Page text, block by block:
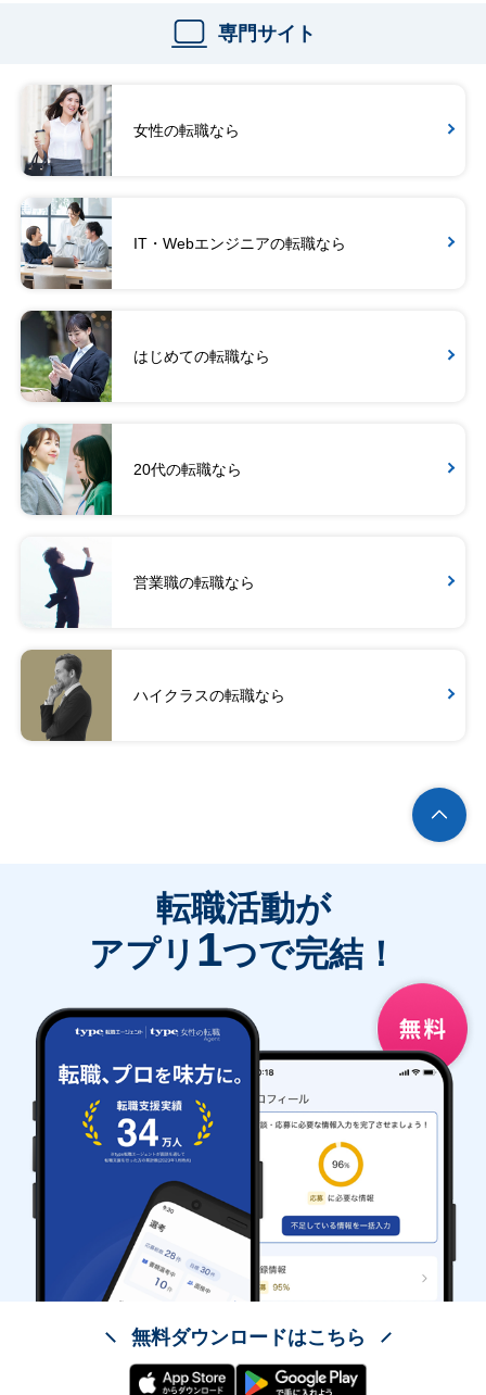
専門サイト
女性の転職なら
IT・Webエンジニアの転職なら
はじめての転職なら
20代の転職なら
営業職の転職なら
ハイクラスの転職なら
転職活動が
アプリ 1つで完結！
無料ダウンロードはこちら